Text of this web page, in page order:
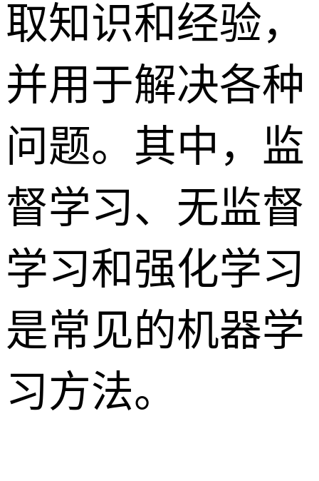
取知识和经验，
并用于解决各种
问题。其中，监
督学习、无监督
学习和强化学习
是常见的机器学
习方法。